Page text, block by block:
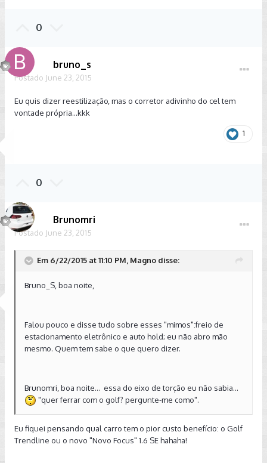
0
bruno_s
Postado June 23, 2015
Eu quis dizer reestilização, mas o corretor adivinho do cel tem
vontade própria...kkk
1
0
Brunomri
Postado June 23, 2015
Em 6/22/2015 at 11:10 PM, Magno disse:
Bruno_S, boa noite,
Falou pouco e disse tudo sobre esses "mimos":freio de
estacionamento eletrônico e auto hold; eu não abro mão
mesmo. Quem tem sabe o que quero dizer.
Brunomri, boa noite... essa do eixo de torção eu não sabia...
"quer ferrar com o golf? pergunte-me como".
Eu fiquei pensando qual carro tem o pior custo benefício: o Golf
Trendline ou o novo "Novo Focus" 1.6 SE hahaha!